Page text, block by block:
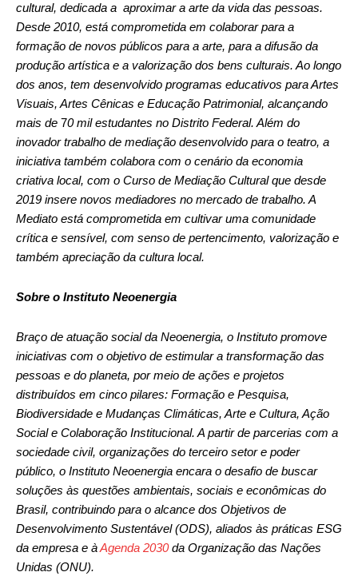
cultural, dedicada a aproximar a arte da vida das pessoas.
Desde 2010, está comprometida em colaborar para a
formação de novos públicos para a arte, para a difusão da
produção artística e a valorização dos bens culturais. Ao longo
dos anos, tem desenvolvido programas educativos para Artes
Visuais, Artes Cênicas e Educação Patrimonial, alcançando
mais de 70 mil estudantes no Distrito Federal. Além do
inovador trabalho de mediação desenvolvido para o teatro, a
iniciativa também colabora com o cenário da economia
criativa local, com o Curso de Mediação Cultural que desde
2019 insere novos mediadores no mercado de trabalho. A
Mediato está comprometida em cultivar uma comunidade
crítica e sensível, com senso de pertencimento, valorização e
também apreciação da cultura local.
Sobre o Instituto Neoenergia
Braço de atuação social da Neoenergia, o Instituto promove
iniciativas com o objetivo de estimular a transformação das
pessoas e do planeta, por meio de ações e projetos
distribuídos em cinco pilares: Formação e Pesquisa,
Biodiversidade e Mudanças Climáticas, Arte e Cultura, Ação
Social e Colaboração Institucional. A partir de parcerias com a
sociedade civil, organizações do terceiro setor e poder
público, o Instituto Neoenergia encara o desafio de buscar
soluções às questões ambientais, sociais e econômicas do
Brasil, contribuindo para o alcance dos Objetivos de
Desenvolvimento Sustentável (ODS), aliados às práticas ESG
da empresa e àAgenda 2030da Organização das Nações
Unidas (ONU).